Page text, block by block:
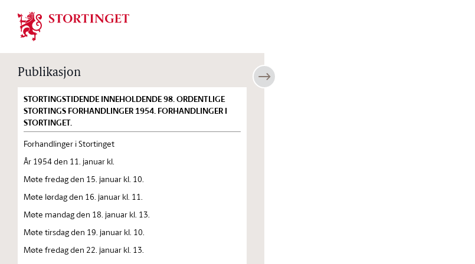
Stortinget.no
Publikasjon
STORTINGSTIDENDE INNEHOLDENDE 98. ORDENTLIGE
STORTINGS FORHANDLINGER 1954. FORHANDLINGER I
STORTINGET.
Forhandlinger i Stortinget
År 1954 den 11. januar kl.
Møte fredag den 15. januar kl. 10.
Møte lørdag den 16. januar kl. 11.
Møte mandag den 18. januar kl. 13.
Møte tirsdag den 19. januar kl. 10.
Møte fredag den 22. januar kl. 13.